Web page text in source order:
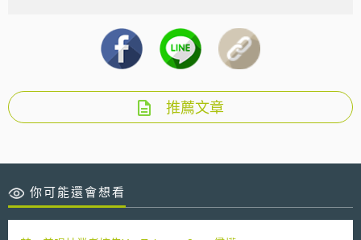
推薦文章
你可能還會想看